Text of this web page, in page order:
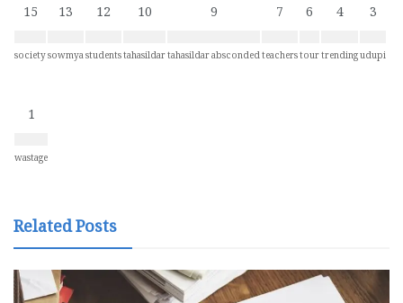
15
society
13
sowmya
12
students
10
tahasildar
9
tahasildar absconded
7
teachers
6
tour
4
trending
3
udupi
1
wastage
Related Posts